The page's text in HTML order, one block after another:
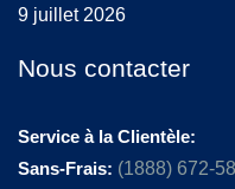
9 juillet 2026
Nous contacter
Service à la Clientèle:
Sans-Frais: (1888) 672-